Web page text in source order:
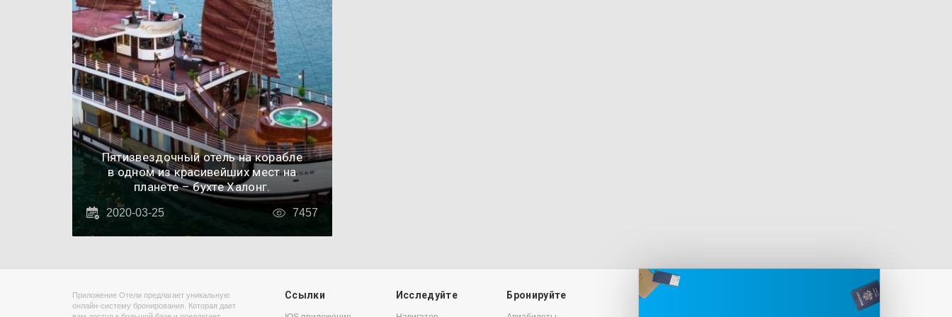
Пятизвездочный отель на корабле
в одном из красивейших мест на
планете – бухте Халонг.
2020-03-25 7457
Приложение Отели предлагает уникальную
онлайн-систему бронирования. Которая дает
Ссылки Исследуйте Бронируйте